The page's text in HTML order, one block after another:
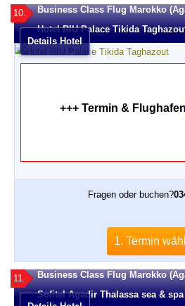
10.
Business Class Flug Marokko
Hotel RIU Palace Tikida
Details Hotel
+++ Termin & Flughafen
Fragen oder buchen?
1. Termin
11.
Business Class Flug Marokko
Sofitel Agadir Thalassa sea & spa